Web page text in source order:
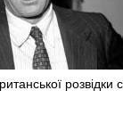
розвідки